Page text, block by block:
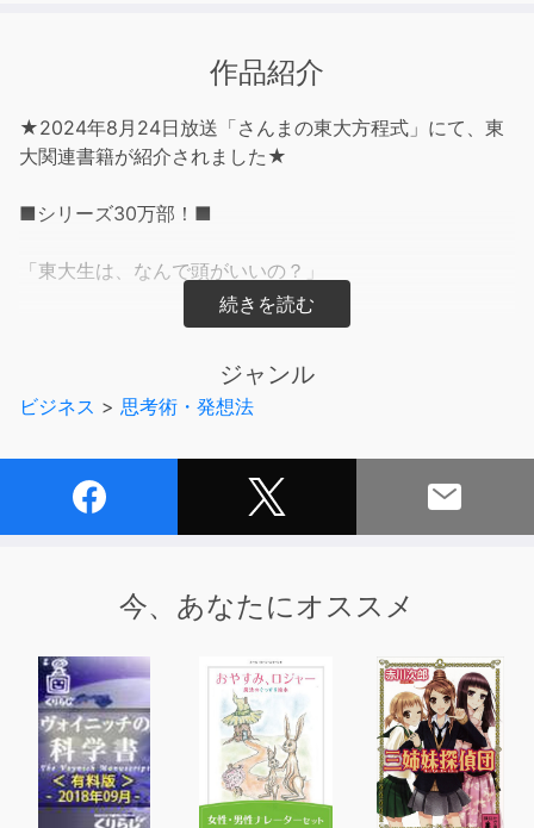
作品紹介
★2024年8月24日放送「さんまの東大方程式」にて、東
大関連書籍が紹介されました★
■シリーズ30万部！■
「東大生は、なんで頭がいいの？」
実は「生まれついての才能」なんて関係ない！
ついているから、あらゆることが「最高の教材」に
早変わりするだけなのです。
誰よりも深く研究することで、
再現できる「5つの技術」を紹介します！
【著者からのメッセージ】
どんなに勉強しても偏差値35だった僕は、
この「考える技術」にたどり着いたとき、
「頭の良さ」ってこういうことか――と感動しました。
僕の東大合格を支えたこの「考える技術」に、
「生まれついての才能」なんて関係ありません。
ジャンル
ビジネス > 思考術・発想法
今、あなたにオススメ